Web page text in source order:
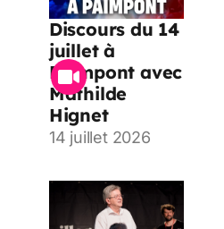
Discours du 14
juillet à
Paimpont avec
Mathilde
Hignet
14 juillet 2026